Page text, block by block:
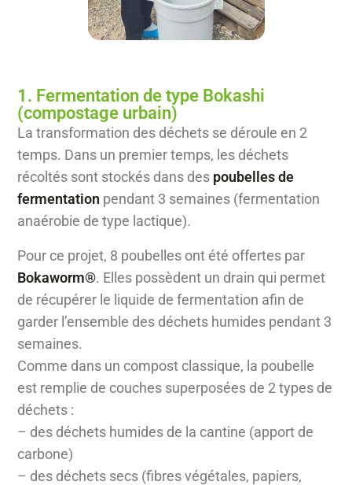
1. Fermentation de type Bokashi
(compostage urbain)
La transformation des déchets se déroule en 2
temps. Dans un premier temps, les déchets
récoltés sont stockés dans des poubelles de
fermentation pendant 3 semaines (fermentation
anaérobie de type lactique).
Pour ce projet, 8 poubelles ont été offertes par
Bokaworm®. Elles possèdent un drain qui permet
de récupérer le liquide de fermentation afin de
garder l’ensemble des déchets humides pendant 3
semaines.
Comme dans un compost classique, la poubelle
est remplie de couches superposées de 2 types de
déchets :
– des déchets humides de la cantine (apport de
carbone)
– des déchets secs (fibres végétales, papiers,